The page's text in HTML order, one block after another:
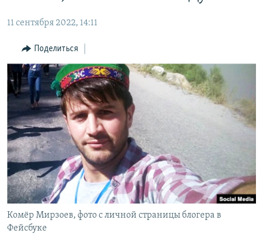
главной
навигации
Вернутся
поиску
ТАДЖИКИСТАН
ҚАЗАҚША
КЫРГЫЗЧА
ЎЗБЕКЧА
ТОҶИКӢ
TÜRKMENÇE
Все сайты РСЕ/РС
11 сентября 2022, 14:11
Поделиться
Комёр Мирзоев, фото с личной страницы блогера в
Фейсбуке